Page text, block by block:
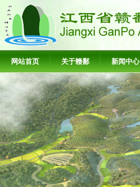
网站首页 关于赣鄱 新闻中心